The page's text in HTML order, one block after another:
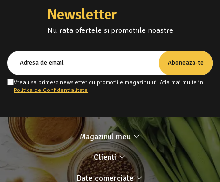
Newsletter
Nu rata ofertele si promotiile noastre
Vreau sa primesc newsletter cu promotiile magazinului. Afla mai multe in
Politica de Confidentialitate
Magazinul meu
Clienti
Date comerciale